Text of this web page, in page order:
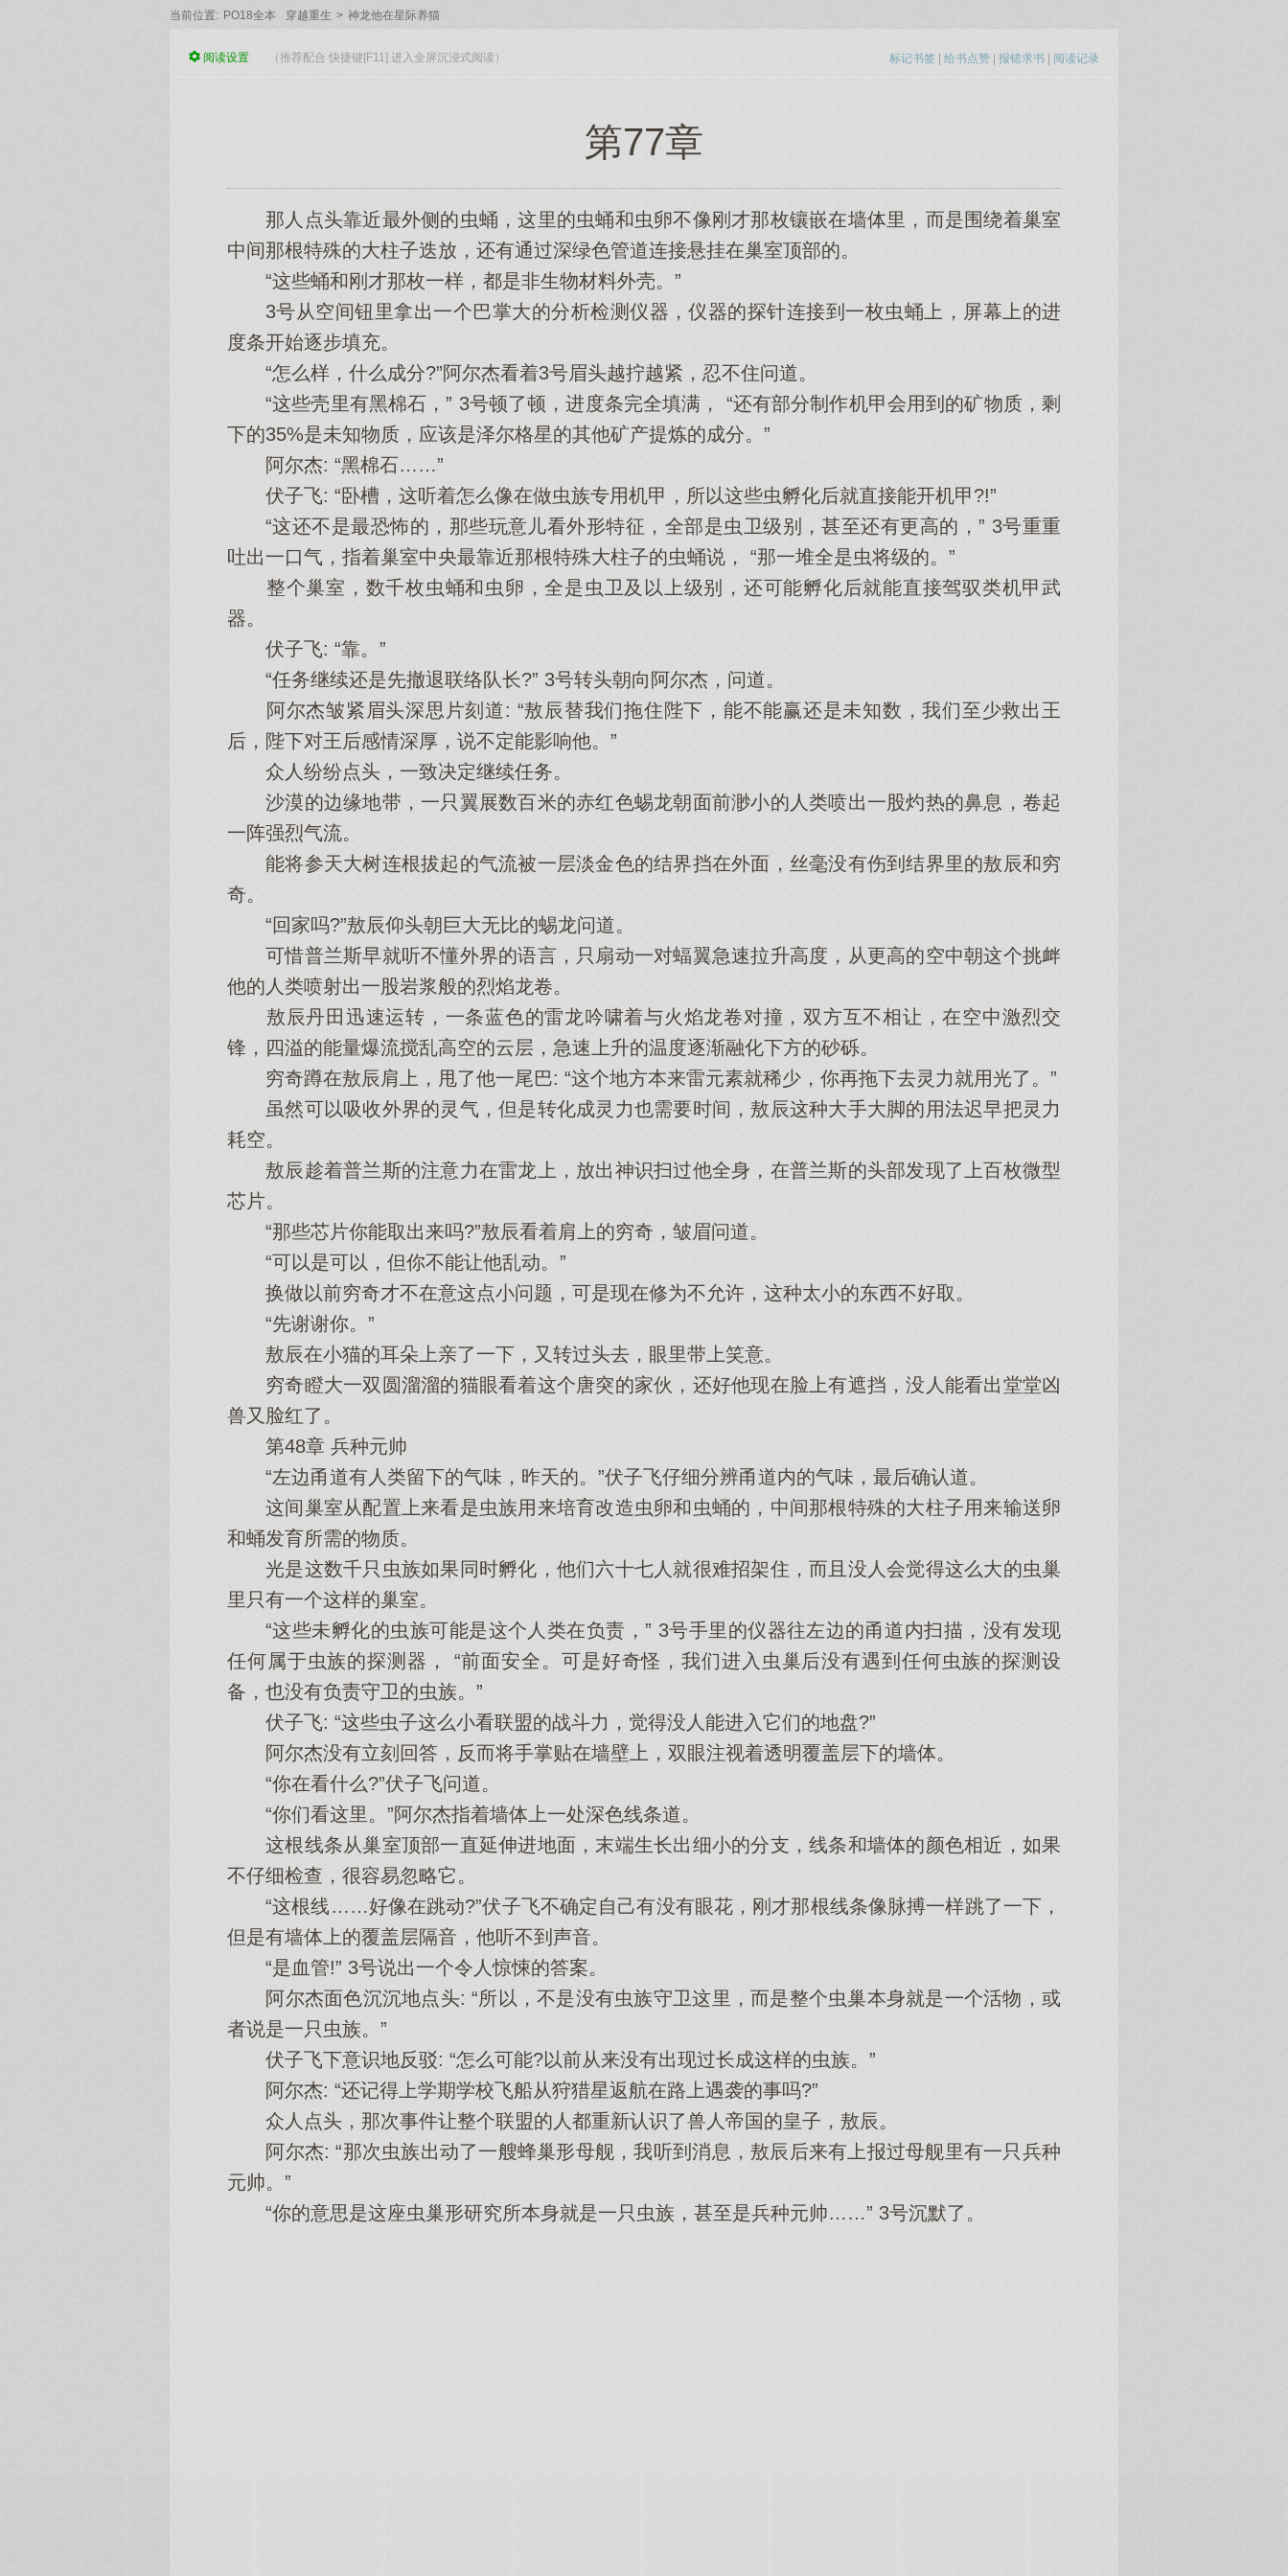
当前位置: PO18全本 穿越重生 > 神龙他在星际养猫
标记书签 | 给书点赞 | 报错求书 | 阅读记录
阅读设置 （推荐配合 快捷键[F11] 进入全屏沉浸式阅读）
第77章
那人点头靠近最外侧的虫蛹，这里的虫蛹和虫卵不像刚才那枚镶嵌在墙体里，而是围绕着巢室
中间那根特殊的大柱子迭放，还有通过深绿色管道连接悬挂在巢室顶部的。
“这些蛹和刚才那枚一样，都是非生物材料外壳。”
3号从空间钮里拿出一个巴掌大的分析检测仪器，仪器的探针连接到一枚虫蛹上，屏幕上的进
度条开始逐步填充。
“怎么样，什么成分?”阿尔杰看着3号眉头越拧越紧，忍不住问道。
“这些壳里有黑棉石，” 3号顿了顿，进度条完全填满， “还有部分制作机甲会用到的矿物质，剩
下的35%是未知物质，应该是泽尔格星的其他矿产提炼的成分。”
阿尔杰: “黑棉石……”
伏子飞: “卧槽，这听着怎么像在做虫族专用机甲，所以这些虫孵化后就直接能开机甲?!”
“这还不是最恐怖的，那些玩意儿看外形特征，全部是虫卫级别，甚至还有更高的，” 3号重重
吐出一口气，指着巢室中央最靠近那根特殊大柱子的虫蛹说， “那一堆全是虫将级的。”
整个巢室，数千枚虫蛹和虫卵，全是虫卫及以上级别，还可能孵化后就能直接驾驭类机甲武
器。
伏子飞: “靠。”
“任务继续还是先撤退联络队长?” 3号转头朝向阿尔杰，问道。
阿尔杰皱紧眉头深思片刻道: “敖辰替我们拖住陛下，能不能赢还是未知数，我们至少救出王
后，陛下对王后感情深厚，说不定能影响他。”
众人纷纷点头，一致决定继续任务。
沙漠的边缘地带，一只翼展数百米的赤红色蜴龙朝面前渺小的人类喷出一股灼热的鼻息，卷起
一阵强烈气流。
能将参天大树连根拔起的气流被一层淡金色的结界挡在外面，丝毫没有伤到结界里的敖辰和穷
奇。
“回家吗?”敖辰仰头朝巨大无比的蜴龙问道。
可惜普兰斯早就听不懂外界的语言，只扇动一对蝠翼急速拉升高度，从更高的空中朝这个挑衅
他的人类喷射出一股岩浆般的烈焰龙卷。
敖辰丹田迅速运转，一条蓝色的雷龙吟啸着与火焰龙卷对撞，双方互不相让，在空中激烈交
锋，四溢的能量爆流搅乱高空的云层，急速上升的温度逐渐融化下方的砂砾。
穷奇蹲在敖辰肩上，甩了他一尾巴: “这个地方本来雷元素就稀少，你再拖下去灵力就用光了。”
虽然可以吸收外界的灵气，但是转化成灵力也需要时间，敖辰这种大手大脚的用法迟早把灵力
耗空。
敖辰趁着普兰斯的注意力在雷龙上，放出神识扫过他全身，在普兰斯的头部发现了上百枚微型
芯片。
“那些芯片你能取出来吗?”敖辰看着肩上的穷奇，皱眉问道。
“可以是可以，但你不能让他乱动。”
换做以前穷奇才不在意这点小问题，可是现在修为不允许，这种太小的东西不好取。
“先谢谢你。”
敖辰在小猫的耳朵上亲了一下，又转过头去，眼里带上笑意。
穷奇瞪大一双圆溜溜的猫眼看着这个唐突的家伙，还好他现在脸上有遮挡，没人能看出堂堂凶
兽又脸红了。
第48章 兵种元帅
“左边甬道有人类留下的气味，昨天的。”伏子飞仔细分辨甬道内的气味，最后确认道。
这间巢室从配置上来看是虫族用来培育改造虫卵和虫蛹的，中间那根特殊的大柱子用来输送卵
和蛹发育所需的物质。
光是这数千只虫族如果同时孵化，他们六十七人就很难招架住，而且没人会觉得这么大的虫巢
里只有一个这样的巢室。
“这些未孵化的虫族可能是这个人类在负责，” 3号手里的仪器往左边的甬道内扫描，没有发现
任何属于虫族的探测器， “前面安全。可是好奇怪，我们进入虫巢后没有遇到任何虫族的探测设
备，也没有负责守卫的虫族。”
伏子飞: “这些虫子这么小看联盟的战斗力，觉得没人能进入它们的地盘?”
阿尔杰没有立刻回答，反而将手掌贴在墙壁上，双眼注视着透明覆盖层下的墙体。
“你在看什么?”伏子飞问道。
“你们看这里。”阿尔杰指着墙体上一处深色线条道。
这根线条从巢室顶部一直延伸进地面，末端生长出细小的分支，线条和墙体的颜色相近，如果
不仔细检查，很容易忽略它。
“这根线……好像在跳动?”伏子飞不确定自己有没有眼花，刚才那根线条像脉搏一样跳了一下，
但是有墙体上的覆盖层隔音，他听不到声音。
“是血管!” 3号说出一个令人惊悚的答案。
阿尔杰面色沉沉地点头: “所以，不是没有虫族守卫这里，而是整个虫巢本身就是一个活物，或
者说是一只虫族。”
伏子飞下意识地反驳: “怎么可能?以前从来没有出现过长成这样的虫族。”
阿尔杰: “还记得上学期学校飞船从狩猎星返航在路上遇袭的事吗?”
众人点头，那次事件让整个联盟的人都重新认识了兽人帝国的皇子，敖辰。
阿尔杰: “那次虫族出动了一艘蜂巢形母舰，我听到消息，敖辰后来有上报过母舰里有一只兵种
元帅。”
“你的意思是这座虫巢形研究所本身就是一只虫族，甚至是兵种元帅……” 3号沉默了。